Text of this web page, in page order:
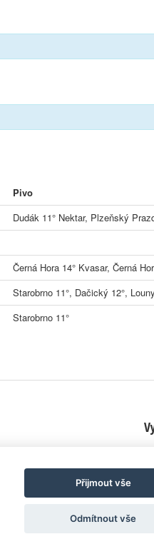
Pivo
Dudák 11° Nektar, Plzeňský
Černá Hora 14° Kvasar, Černá
Starobrno 11°, Dačický 12°,
Starobrno 11°
Názory uživatelů
Přijmout vše
Odmítnout vše